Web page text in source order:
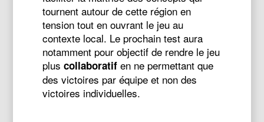
tournent autour de cette région en
tension tout en ouvrant le jeu au
contexte local. Le prochain test aura
notamment pour objectif de rendre le jeu
pluscollaboratif en ne permettant que
des victoires par équipe et non des
victoires individuelles.